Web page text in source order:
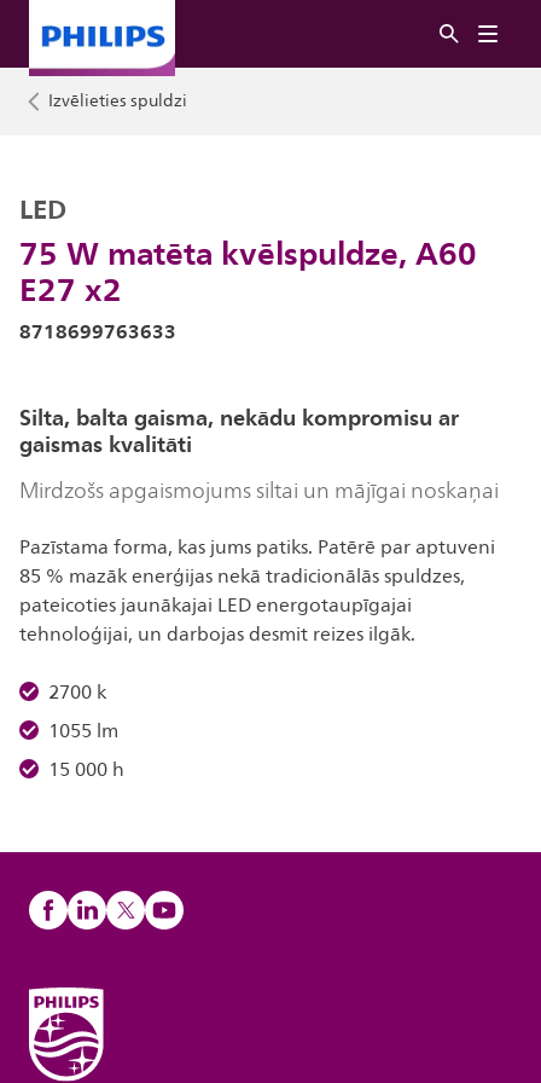
Izvēlieties spuldzi
75 W matēta kvēlspuldze, A60
E27 x2
LED
8718699763633
Silta, balta gaisma, nekādu kompromisu ar
gaismas kvalitāti
Mirdzošs apgaismojums siltai un mājīgai noskaņai
Pazīstama forma, kas jums patiks. Patērē par aptuveni
85 % mazāk enerģijas nekā tradicionālās spuldzes,
pateicoties jaunākajai LED energotaupīgajai
tehnoloģijai, un darbojas desmit reizes ilgāk.
2700 k
1055 lm
15 000 h